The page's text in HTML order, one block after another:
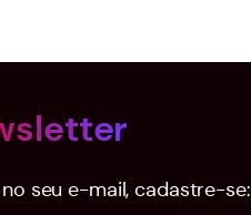
seu e-mail, cadastre-se: